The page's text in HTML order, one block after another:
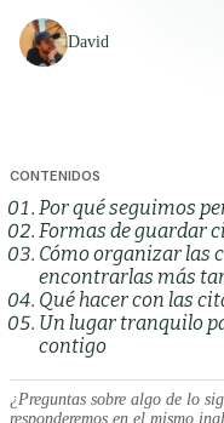
David
CONTENIDOS
Por qué seguimos
Formas de guardar
Cómo organizar las
encontrarlas más
Qué hacer con las
Un lugar tranquilo
contigo
¿Preguntas sobre algo de lo
responderemos en el mismo